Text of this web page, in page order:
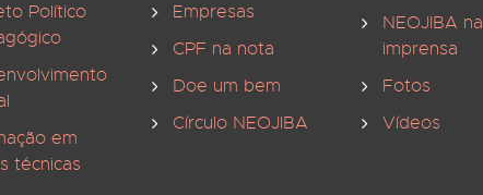
Político
em
técnicas
Empresas
CPF na nota
Doe um bem
Círculo NEOJIBA
NEOJIBA na
imprensa
Fotos
Vídeos